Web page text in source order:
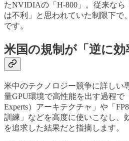
たNVIDIAの「H-800」。従来なら
は不利」と思われていた制限下で
です。
米国の規制が「逆に効
米中のテクノロジー競争に詳しい
量GPU環境で高性能を出す過程で
Experts）アーキテクチャ」や「
訓練」などを高度に使いこなし、
を追求した結果だと指摘します。